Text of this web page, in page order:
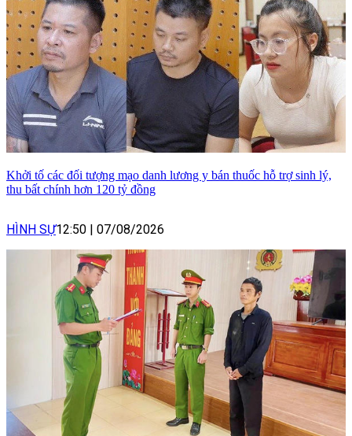
Khởi tố các đối tượng mạo danh lương y bán thuốc hỗ trợ sinh lý,
thu bất chính hơn 120 tỷ đồng
HÌNH SỰ12:50 07/08/2026